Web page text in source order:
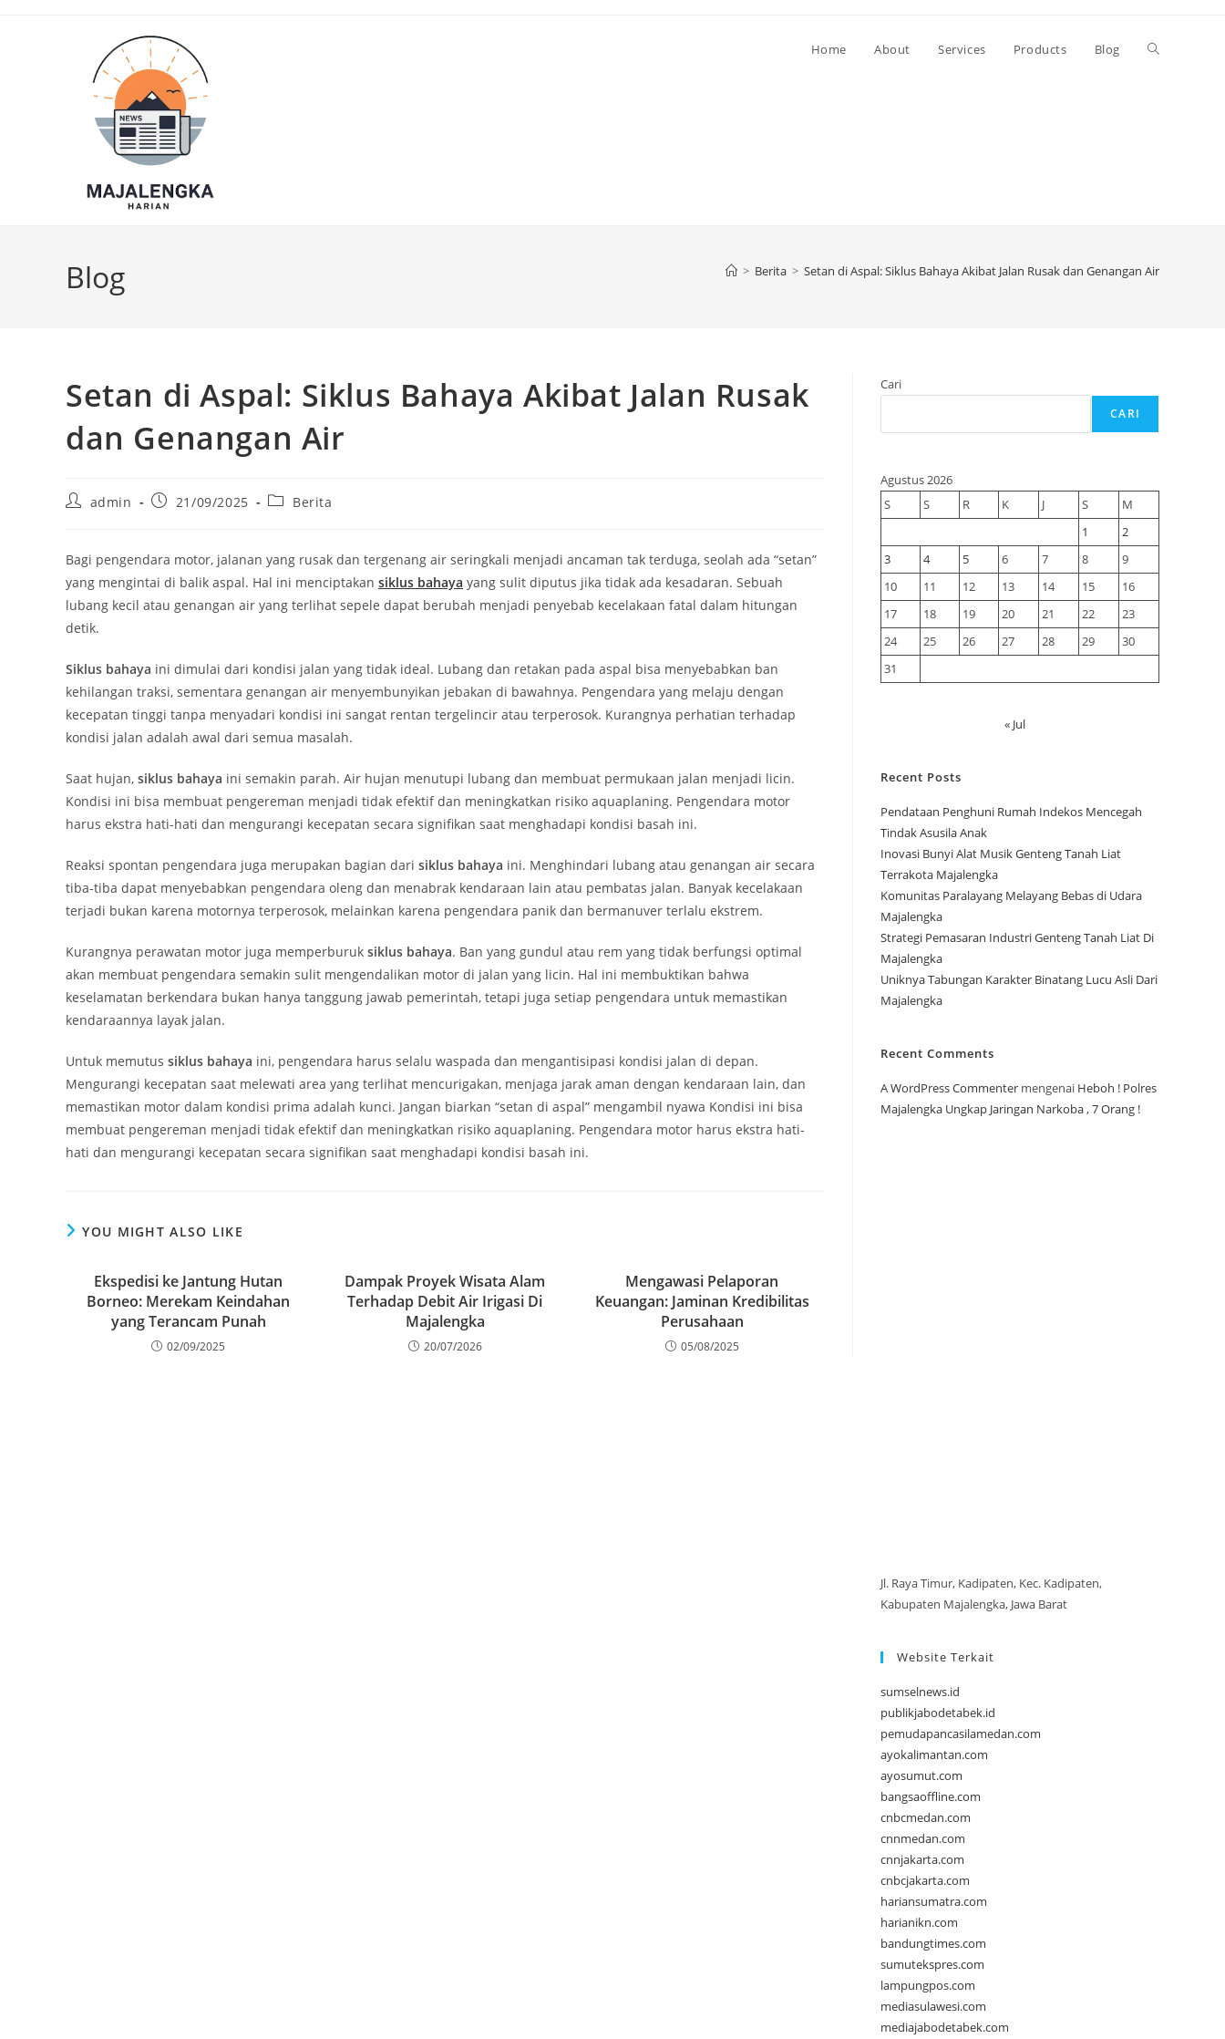
Home About Services Products Blog Toggle
Blog > Berita > Setan di Aspal: Siklus Bahaya Akibat Jalan Rusak dan Genangan Air
Setan di Aspal: Siklus Bahaya Akibat Jalan Rusak
dan Genangan Air
Postadmin
Post21/09/2025
PostBerita
Bagi pengendara motor, jalanan yang rusak dan tergenang air seringkali menjadi ancaman tak terduga, seolah ada “setan”
yang mengintai di balik aspal. Hal ini menciptakan siklus bahaya yang sulit diputus jika tidak ada kesadaran. Sebuah
lubang kecil atau genangan air yang terlihat sepele dapat berubah menjadi penyebab kecelakaan fatal dalam hitungan
detik.
Siklus bahaya ini dimulai dari kondisi jalan yang tidak ideal. Lubang dan retakan pada aspal bisa menyebabkan ban
kehilangan traksi, sementara genangan air menyembunyikan jebakan di bawahnya. Pengendara yang melaju dengan
kecepatan tinggi tanpa menyadari kondisi ini sangat rentan tergelincir atau terperosok. Kurangnya perhatian terhadap
kondisi jalan adalah awal dari semua masalah.
Saat hujan, siklus bahaya ini semakin parah. Air hujan menutupi lubang dan membuat permukaan jalan menjadi licin.
Kondisi ini bisa membuat pengereman menjadi tidak efektif dan meningkatkan risiko aquaplaning. Pengendara motor
harus ekstra hati-hati dan mengurangi kecepatan secara signifikan saat menghadapi kondisi basah ini.
Reaksi spontan pengendara juga merupakan bagian dari siklus bahaya ini. Menghindari lubang atau genangan air secara
tiba-tiba dapat menyebabkan pengendara oleng dan menabrak kendaraan lain atau pembatas jalan. Banyak kecelakaan
terjadi bukan karena motornya terperosok, melainkan karena pengendara panik dan bermanuver terlalu ekstrem.
Kurangnya perawatan motor juga memperburuk siklus bahaya. Ban yang gundul atau rem yang tidak berfungsi optimal
akan membuat pengendara semakin sulit mengendalikan motor di jalan yang licin. Hal ini membuktikan bahwa
keselamatan berkendara bukan hanya tanggung jawab pemerintah, tetapi juga setiap pengendara untuk memastikan
kendaraannya layak jalan.
Untuk memutus siklus bahaya ini, pengendara harus selalu waspada dan mengantisipasi kondisi jalan di depan.
Mengurangi kecepatan saat melewati area yang terlihat mencurigakan, menjaga jarak aman dengan kendaraan lain, dan
memastikan motor dalam kondisi prima adalah kunci. Jangan biarkan “setan di aspal” mengambil nyawa Kondisi ini bisa
membuat pengereman menjadi tidak efektif dan meningkatkan risiko aquaplaning. Pengendara motor harus ekstra hati-
hati dan mengurangi kecepatan secara signifikan saat menghadapi kondisi basah ini.
YOU MIGHT ALSO LIKE
Ekspedisi ke Jantung Hutan
Borneo: Merekam Keindahan
yang Terancam Punah
02/09/2025
Dampak Proyek Wisata Alam
Terhadap Debit Air Irigasi Di
Majalengka
20/07/2026
Mengawasi Pelaporan
Keuangan: Jaminan Kredibilitas
Perusahaan
05/08/2025
Cari
CARI
Agustus 2026
S
S R K J S
M
1
2
3
4 5 6 7 8
9
10
11 12 13 14 15
16
17
18 19 20 21 22
23
24
25 26 27 28 29
30
31
« Jul
Recent Posts
Pendataan Penghuni Rumah Indekos Mencegah
Tindak Asusila Anak
Inovasi Bunyi Alat Musik Genteng Tanah Liat
Terrakota Majalengka
Komunitas Paralayang Melayang Bebas di Udara
Majalengka
Strategi Pemasaran Industri Genteng Tanah Liat Di
Majalengka
Uniknya Tabungan Karakter Binatang Lucu Asli Dari
Majalengka
Recent Comments
A WordPress Commenter mengenai Heboh ! Polres
Majalengka Ungkap Jaringan Narkoba , 7 Orang !
Jl. Raya Timur, Kadipaten, Kec. Kadipaten,
Kabupaten Majalengka, Jawa Barat
Website Terkait
sumselnews.id
publikjabodetabek.id
pemudapancasilamedan.com
ayokalimantan.com
ayosumut.com
bangsaoffline.com
cnbcmedan.com
cnnmedan.com
cnnjakarta.com
cnbcjakarta.com
hariansumatra.com
harianikn.com
bandungtimes.com
sumutekspres.com
lampungpos.com
mediasulawesi.com
mediajabodetabek.com